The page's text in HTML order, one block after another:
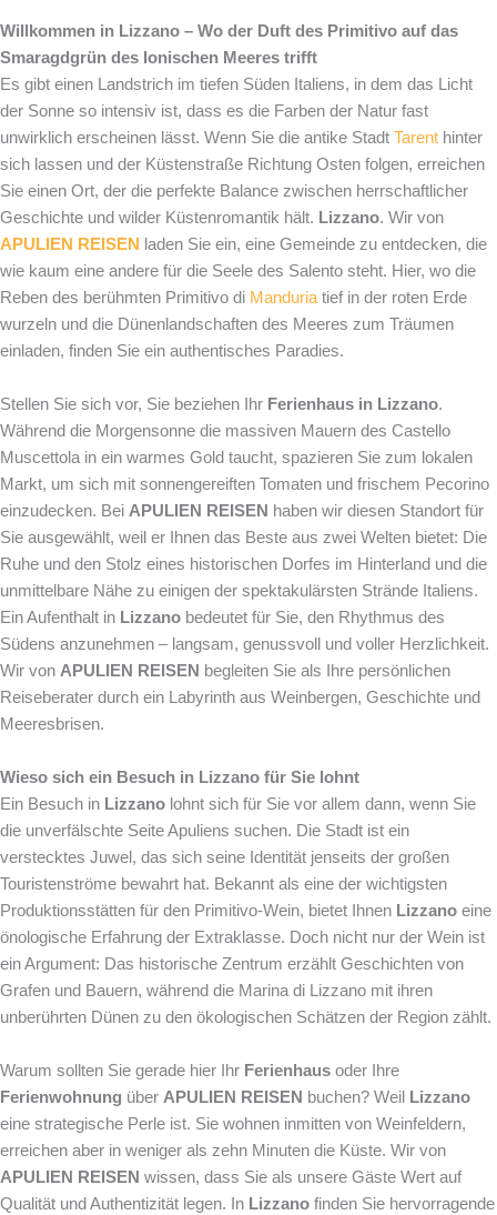
Willkommen in Lizzano – Wo der Duft des Primitivo auf das
Smaragdgrün des Ionischen Meeres trifft
Es gibt einen Landstrich im tiefen Süden Italiens, in dem das Licht
der Sonne so intensiv ist, dass es die Farben der Natur fast
unwirklich erscheinen lässt. Wenn Sie die antike Stadt Tarent hinter
sich lassen und der Küstenstraße Richtung Osten folgen, erreichen
Sie einen Ort, der die perfekte Balance zwischen herrschaftlicher
Geschichte und wilder Küstenromantik hält. Lizzano. Wir von
APULIEN REISEN
laden Sie ein, eine Gemeinde zu entdecken, die
wie kaum eine andere für die Seele des Salento steht. Hier, wo die
Reben des berühmten Primitivo di Manduria tief in der roten Erde
wurzeln und die Dünenlandschaften des Meeres zum Träumen
einladen, finden Sie ein authentisches Paradies.
Stellen Sie sich vor, Sie beziehen Ihr Ferienhaus in Lizzano.
Während die Morgensonne die massiven Mauern des Castello
Muscettola in ein warmes Gold taucht, spazieren Sie zum lokalen
Markt, um sich mit sonnengereiften Tomaten und frischem Pecorino
einzudecken. Bei APULIEN REISEN haben wir diesen Standort für
Sie ausgewählt, weil er Ihnen das Beste aus zwei Welten bietet: Die
Ruhe und den Stolz eines historischen Dorfes im Hinterland und die
unmittelbare Nähe zu einigen der spektakulärsten Strände Italiens.
Ein Aufenthalt in Lizzano bedeutet für Sie, den Rhythmus des
Südens anzunehmen – langsam, genussvoll und voller Herzlichkeit.
Wir von APULIEN REISEN begleiten Sie als Ihre persönlichen
Reiseberater durch ein Labyrinth aus Weinbergen, Geschichte und
Meeresbrisen.
Wieso sich ein Besuch in Lizzano für Sie lohnt
Ein Besuch in Lizzano lohnt sich für Sie vor allem dann, wenn Sie
die unverfälschte Seite Apuliens suchen. Die Stadt ist ein
verstecktes Juwel, das sich seine Identität jenseits der großen
Touristenströme bewahrt hat. Bekannt als eine der wichtigsten
Produktionsstätten für den Primitivo-Wein, bietet Ihnen Lizzano eine
önologische Erfahrung der Extraklasse. Doch nicht nur der Wein ist
ein Argument: Das historische Zentrum erzählt Geschichten von
Grafen und Bauern, während die Marina di Lizzano mit ihren
unberührten Dünen zu den ökologischen Schätzen der Region zählt.
Warum sollten Sie gerade hier Ihr Ferienhaus oder Ihre
Ferienwohnung über APULIEN REISEN buchen? Weil
Lizzano
eine strategische Perle ist. Sie wohnen inmitten von Weinfeldern,
erreichen aber in weniger als zehn Minuten die Küste. Wir von
APULIEN REISEN wissen, dass Sie als unsere Gäste Wert auf
Qualität und Authentizität legen. In Lizzano finden Sie hervorragende